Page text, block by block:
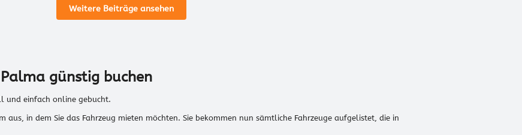
Weitere Beiträge ansehen
günstig buchen
und einfach online gebucht.
aus, in dem Sie das Fahrzeug mieten möchten. Sie bekommen nun sämtliche Fahrzeuge aufgelistet, die in